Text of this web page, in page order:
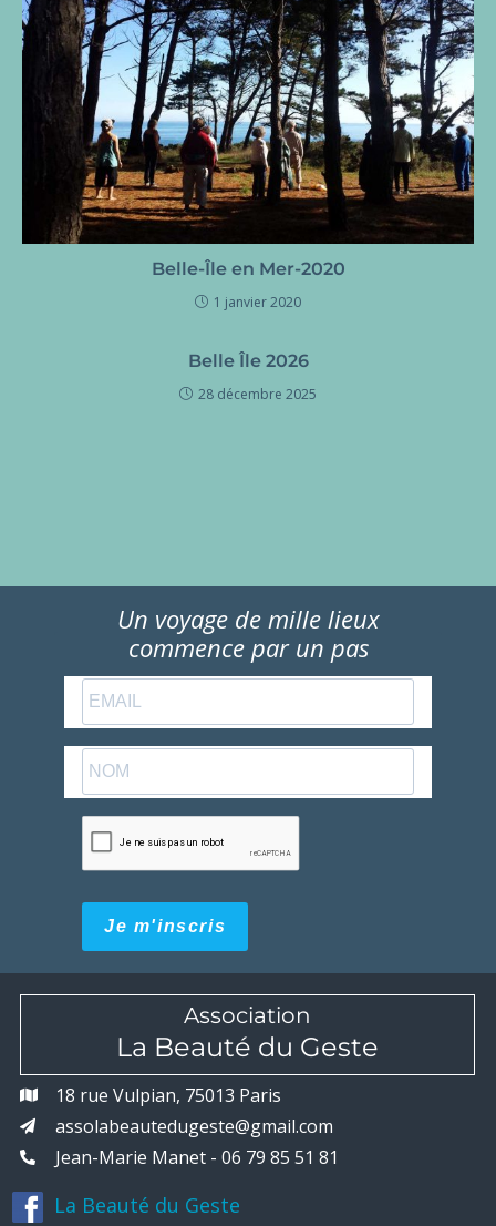
Belle-Île en Mer-2020
1 janvier 2020
Belle Île 2026
28 décembre 2025
Un voyage de mille lieux
commence par un pas
Je m'inscris
Association
La Beauté du Geste
18 rue Vulpian, 75013 Paris
assolabeautedugeste@gmail.com
Jean-Marie Manet - 06 79 85 51 81
La Beauté du Geste